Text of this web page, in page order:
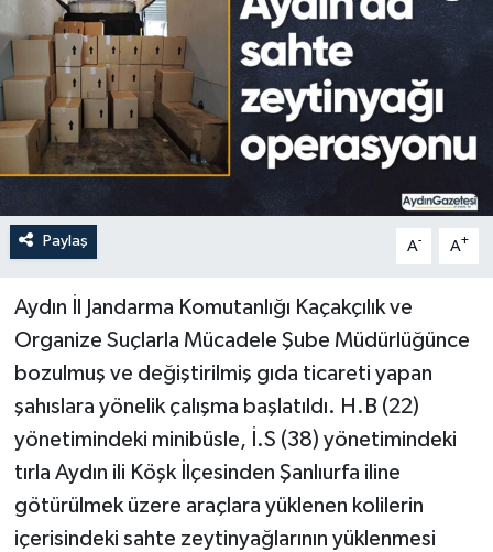
Paylaş A- A+
Aydın İl Jandarma Komutanlığı Kaçakçılık ve
Organize Suçlarla Mücadele Şube Müdürlüğünce
bozulmuş ve değiştirilmiş gıda ticareti yapan
şahıslara yönelik çalışma başlatıldı. H.B (22)
yönetimindeki minibüsle, İ.S (38) yönetimindeki
tırla Aydın ili Köşk İlçesinden Şanlıurfa iline
götürülmek üzere araçlara yüklenen kolilerin
içerisindeki sahte zeytinyağlarının yüklenmesi